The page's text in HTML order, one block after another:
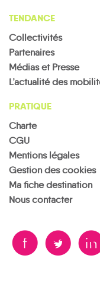
TENDANCE
Collectivités
Partenaires
Médias et Presse
L’actualité des
PRATIQUE
Charte
CGU
Mentions légales
Gestion des cookies
Ma fiche destination
Nous contacter
B A